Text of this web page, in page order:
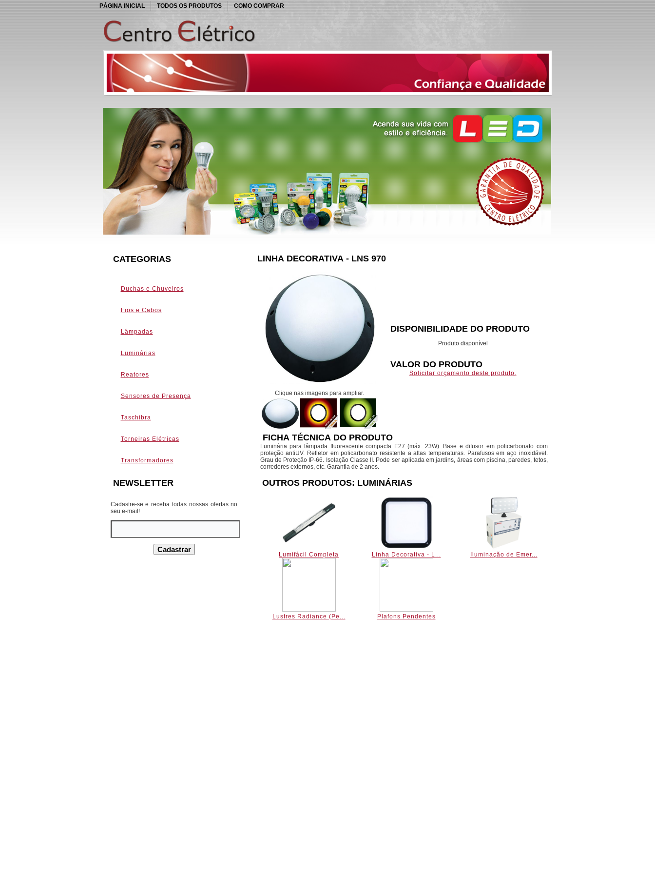
PÁGINA INICIAL TODOS OS PRODUTOS COMO COMPRAR
CATEGORIAS
Duchas e Chuveiros
Fios e Cabos
Lâmpadas
Luminárias
Reatores
Sensores de Presença
Taschibra
Torneiras Elétricas
Transformadores
NEWSLETTER
Cadastre-se e receba todas nossas ofertas no
seu e-mail!
LINHA DECORATIVA - LNS 970
DISPONIBILIDADE DO PRODUTO
Produto disponível
VALOR DO PRODUTO
Solicitar orçamento deste produto.
Clique nas imagens para ampliar.
FICHA TÉCNICA DO PRODUTO
Luminária para lâmpada fluorescente compacta E27 (máx. 23W). Base e difusor em policarbonato com
proteção antiUV. Refletor em policarbonato resistente a altas temperaturas. Parafusos em aço inoxidável.
Grau de Proteção IP-66. Isolação Classe II. Pode ser aplicada em jardins, áreas com piscina, paredes, tetos,
corredores externos, etc. Garantia de 2 anos.
OUTROS PRODUTOS: LUMINÁRIAS
Lumifácil Completa Linha Decorativa - L... Iluminação de Emer...
Lustres Radiance (Pe... Plafons Pendentes